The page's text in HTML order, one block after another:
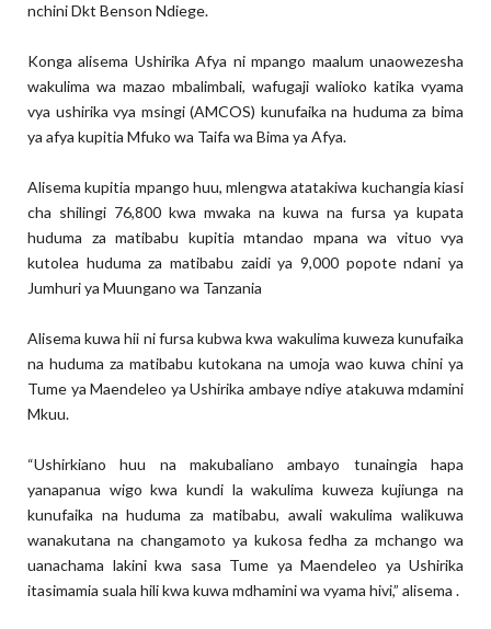
nchini Dkt Benson Ndiege.
Konga alisema Ushirika Afya ni mpango maalum unaowezesha
wakulima wa mazao mbalimbali, wafugaji walioko katika vyama
vya ushirika vya msingi (AMCOS) kunufaika na huduma za bima
ya afya kupitia Mfuko wa Taifa wa Bima ya Afya.
Alisema kupitia mpango huu, mlengwa atatakiwa kuchangia kiasi
cha shilingi 76,800 kwa mwaka na kuwa na fursa ya kupata
huduma za matibabu kupitia mtandao mpana wa vituo vya
kutolea huduma za matibabu zaidi ya 9,000 popote ndani ya
Jumhuri ya Muungano wa Tanzania
Alisema kuwa hii ni fursa kubwa kwa wakulima kuweza kunufaika
na huduma za matibabu kutokana na umoja wao kuwa chini ya
Tume ya Maendeleo ya Ushirika ambaye ndiye atakuwa mdamini
Mkuu.
“Ushirkiano huu na makubaliano ambayo tunaingia hapa
yanapanua wigo kwa kundi la wakulima kuweza kujiunga na
kunufaika na huduma za matibabu, awali wakulima walikuwa
wanakutana na changamoto ya kukosa fedha za mchango wa
uanachama lakini kwa sasa Tume ya Maendeleo ya Ushirika
itasimamia suala hili kwa kuwa mdhamini wa vyama hivi,” alisema .